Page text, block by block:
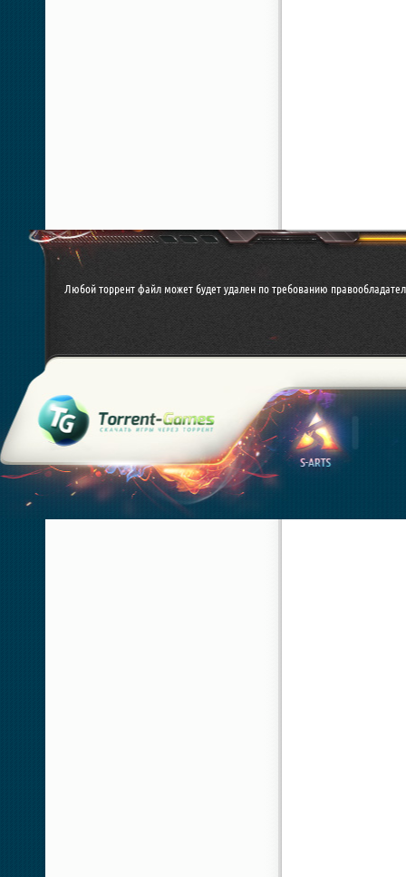
Любой торрент файл может будет удален по требованию